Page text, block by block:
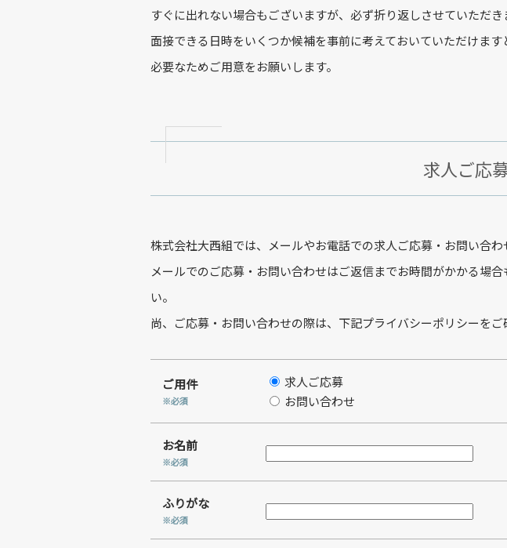
すぐに出れない場合もございますが、必ず折り返しさせていただき
面接できる日時をいくつか候補を事前に考えておいていただけま
必要なためご用意をお願いします。
求人ご応
株式会社大西組では、メールやお電話での求人ご応募・お問い合わ
メールでのご応募・お問い合わせはご返信までお時間がかかる場
い。
尚、ご応募・お問い合わせの際は、下記プライバシーポリシーをご
ご用件
※必須
求人ご応募
お問い合わせ
お名前
※必須
ふりがな
※必須